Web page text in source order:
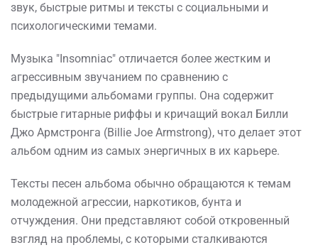
звук, быстрые ритмы и тексты с социальными и
психологическими темами.
Музыка "Insomniac" отличается более жестким и
агрессивным звучанием по сравнению с
предыдущими альбомами группы. Она содержит
быстрые гитарные риффы и кричащий вокал Билли
Джо Армстронга (Billie Joe Armstrong), что делает этот
альбом одним из самых энергичных в их карьере.
Тексты песен альбома обычно обращаются к темам
молодежной агрессии, наркотиков, бунта и
отчуждения. Они представляют собой откровенный
взгляд на проблемы, с которыми сталкиваются